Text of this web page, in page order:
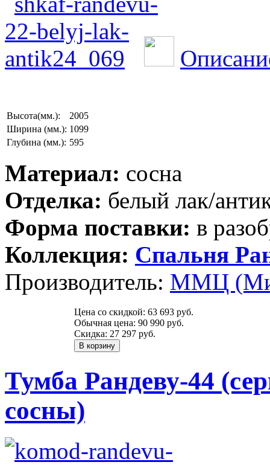
Высота(мм.):
2005
Ширина (мм.): 1099
Глубина (мм.): 595
Материал: сосна
Отделка: белый лак/
Форма поставки: в
Коллекция: Спальня
Производитель: ММЦ
Цена со скидкой: 63 693 руб.
Обычная цена: 90 990 руб.
Скидка: 27 297 руб.
Тумба Рандеву-44
сосны)